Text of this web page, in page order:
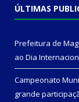
ÚLTIMAS
Prefeitura de
ao Dia
Campeonato
grande